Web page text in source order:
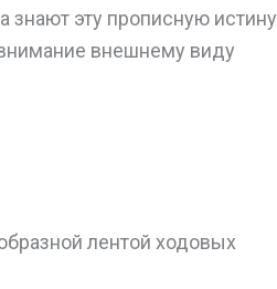
знают эту прописную истину
внешнему виду
лентой ходовых